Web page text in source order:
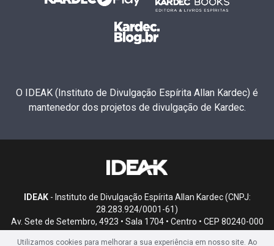
O IDEAK (Instituto de Divulgação Espírita Allan Kardec) é
mantenedor dos projetos de divulgação de Kardec.
IDEAK- Instituto de Divulgação Espírita Allan Kardec (CNPJ:
28.283.924/0001-61)
Av. Sete de Setembro, 4923 • Sala 1704 • Centro • CEP 80240-000
Utilizamos cookies para melhorar a sua experiência em nosso site. Ao